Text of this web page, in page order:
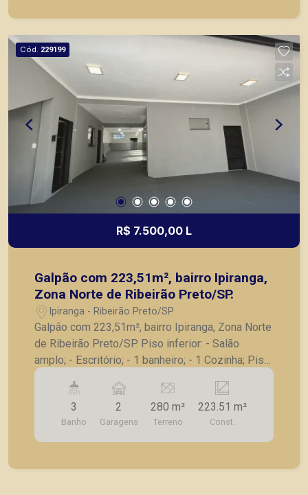
Cód. 229199
R$ 7.500,00 L
Galpão com 223,51m², bairro Ipiranga,
Zona Norte de Ribeirão Preto/SP.
Ipiranga - Ribeirão Preto/SP
Galpão com 223,51m², bairro Ipiranga, Zona Norte
de Ribeirão Preto/SP. Piso inferior: - Salão
amplo; - Escritório; - 1 banheiro; - 1 Cozinha; Piso
superior; - Recepção; - 3 salas; - 2 banheiros; -
Cozinha; - 2 vagas de garagem. A Piramid tem
como objetivo atender seus clientes com
agilidade e segurança, em locação, vendas de
imóveis prontos, usados ou mesmo nos
3
Banho
2
Garagens
280 m²
Terreno
223.51 m²
Const.